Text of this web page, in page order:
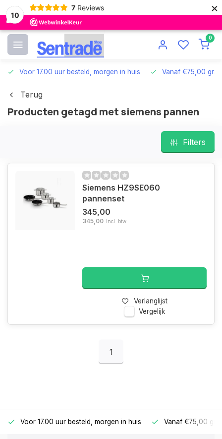
10
7 Reviews ×
0
Voor 17.00 uur besteld, morgen in huis Vanaf €75,00
Terug
Producten getagd met siemens pannen
Filters
Siemens HZ9SE060
pannenset
345,00
345,00 Incl. btw
Verlanglijst
Vergelijk
1
Voor 17.00 uur besteld, morgen in huis Vanaf €75,00